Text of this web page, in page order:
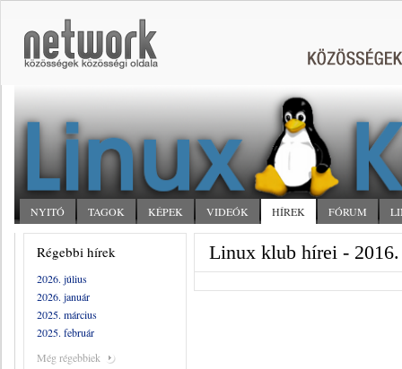
NYITÓ TAGOK KÉPEK VIDEÓK HÍREK FÓRUM
Régebbi hírek
2026. július
2026. január
2025. március
2025. február
Még régebbiek
Linux klub hírei -